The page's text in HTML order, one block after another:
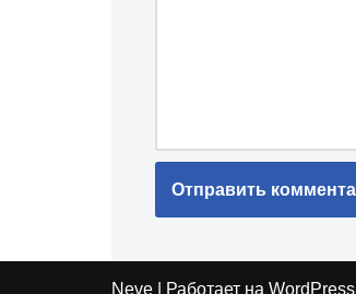
Neve | Работает на WordPress